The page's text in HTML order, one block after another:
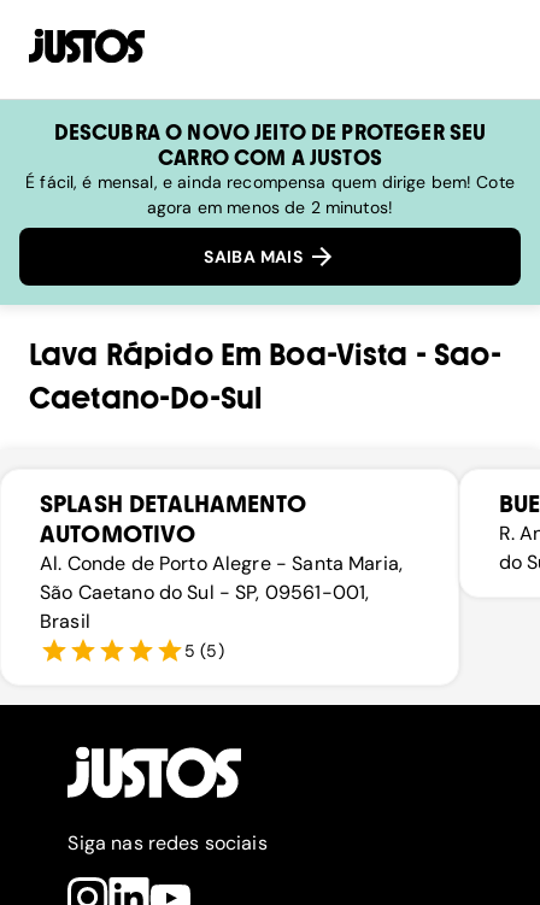
DESCUBRA O NOVO JEITO DE PROTEGER SEU
CARRO COM A JUSTOS
É fácil, é mensal, e ainda recompensa quem dirige bem! Cote
agora em menos de 2 minutos!
SAIBA MAIS
Lava RápidoEm Boa-Vista - Sao-
Caetano-Do-Sul
SPLASH DETALHAMENTO
AUTOMOTIVO
Al. Conde de Porto Alegre - Santa Maria,
São Caetano do Sul - SP, 09561-001,
Brasil
5 (5)
R.
do
Siga nas redes sociais